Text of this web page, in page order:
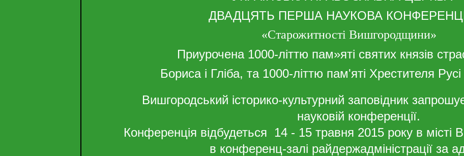
ДВАДЦЯТЬ ПЕРША НАУКОВА
«Старожитності Вишгородщини»
Приурочена 1000-літтю пам»яті святих князів
Бориса і Гліба, та 1000-літтю пам'яті Хрестителя
Вишгородський історико-культурний заповідник
науковій конференції.
Конференція відбудеться 14 - 15 травня 2015 року в місті
в конференц-залі райдержадміністрації за